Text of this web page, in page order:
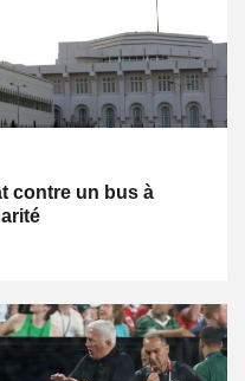
contre un bus à